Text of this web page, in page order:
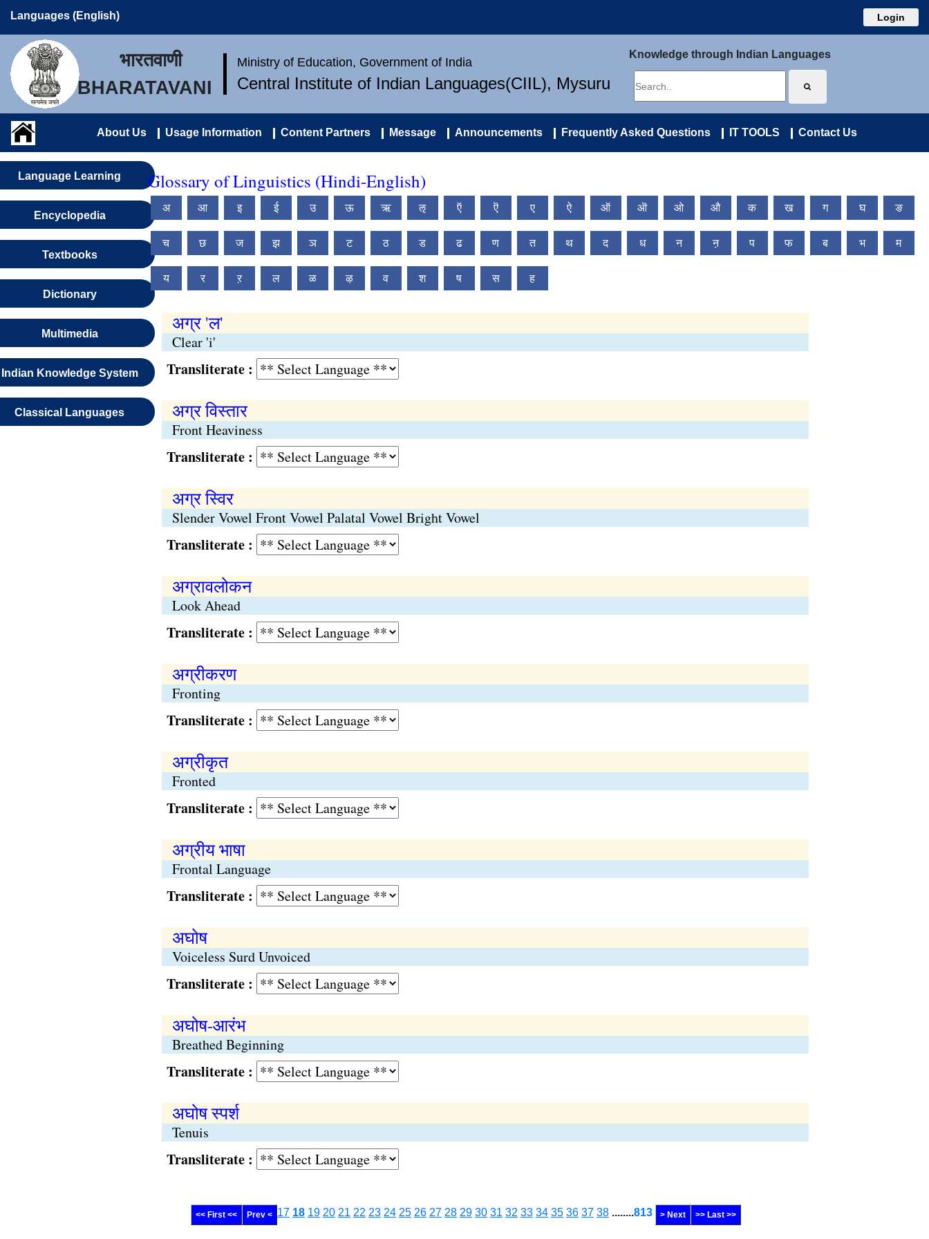
Languages (English) Login
भारतवाणी
BHARATAVANI
Ministry of Education, Government of India
Central Institute of Indian Languages(CIIL), Mysuru
Knowledge through Indian Languages
About Us Usage Information Content Partners Message Announcements Frequently Asked Questions IT TOOLS Contact Us
Language Learning
Encyclopedia
Textbooks
Dictionary
Multimedia
Indian Knowledge System
Classical Languages
Glossary of Linguistics (Hindi-English)
अ आ इ ई उ ऊ ऋ ऌ ऍ ऎ ए ऐ ऑ ऒ ओ औ क ख ग घ ङ
च छ ज झ ञ ट ठ ड ढ ण त थ द ध न ऩ प फ ब भ म
य र ऱ ल ळ ऴ व श ष स ह
अग्र 'ल'
Clear 'i'
Transliterate :
अग्र विस्तार
Front Heaviness
Transliterate :
अग्र स्विर
Slender Vowel Front Vowel Palatal Vowel Bright Vowel
Transliterate :
अग्रावलोकन
Look Ahead
Transliterate :
अग्रीकरण
Fronting
Transliterate :
अग्रीकृत
Fronted
Transliterate :
अग्रीय भाषा
Frontal Language
Transliterate :
अघोष
Voiceless Surd Unvoiced
Transliterate :
अघोष-आरंभ
Breathed Beginning
Transliterate :
अघोष स्पर्श
Tenuis
Transliterate :
<< First << Prev < 17 18 19 20 21 22 23 24 25 26 27 28 29 30 31 32 33 34 35 36 37 38 ........813 > Next >> Last >>